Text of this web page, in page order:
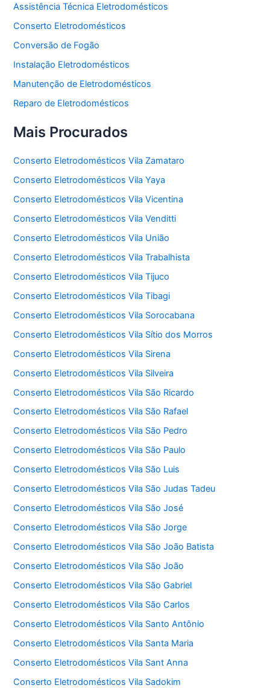
Assistência Técnica Eletrodomésticos
Conserto Eletrodomésticos
Conversão de Fogão
Instalação Eletrodomésticos
Manutenção de Eletrodomésticos
Reparo de Eletrodomésticos
Mais Procurados
Conserto Eletrodomésticos Vila Zamataro
Conserto Eletrodomésticos Vila Yaya
Conserto Eletrodomésticos Vila Vicentina
Conserto Eletrodomésticos Vila Venditti
Conserto Eletrodomésticos Vila União
Conserto Eletrodomésticos Vila Trabalhista
Conserto Eletrodomésticos Vila Tijuco
Conserto Eletrodomésticos Vila Tibagi
Conserto Eletrodomésticos Vila Sorocabana
Conserto Eletrodomésticos Vila Sítio dos Morros
Conserto Eletrodomésticos Vila Sirena
Conserto Eletrodomésticos Vila Silveira
Conserto Eletrodomésticos Vila São Ricardo
Conserto Eletrodomésticos Vila São Rafael
Conserto Eletrodomésticos Vila São Pedro
Conserto Eletrodomésticos Vila São Paulo
Conserto Eletrodomésticos Vila São Luis
Conserto Eletrodomésticos Vila São Judas Tadeu
Conserto Eletrodomésticos Vila São José
Conserto Eletrodomésticos Vila São Jorge
Conserto Eletrodomésticos Vila São João Batista
Conserto Eletrodomésticos Vila São João
Conserto Eletrodomésticos Vila São Gabriel
Conserto Eletrodomésticos Vila São Carlos
Conserto Eletrodomésticos Vila Santo Antônio
Conserto Eletrodomésticos Vila Santa Maria
Conserto Eletrodomésticos Vila Sant Anna
Conserto Eletrodomésticos Vila Sadokim